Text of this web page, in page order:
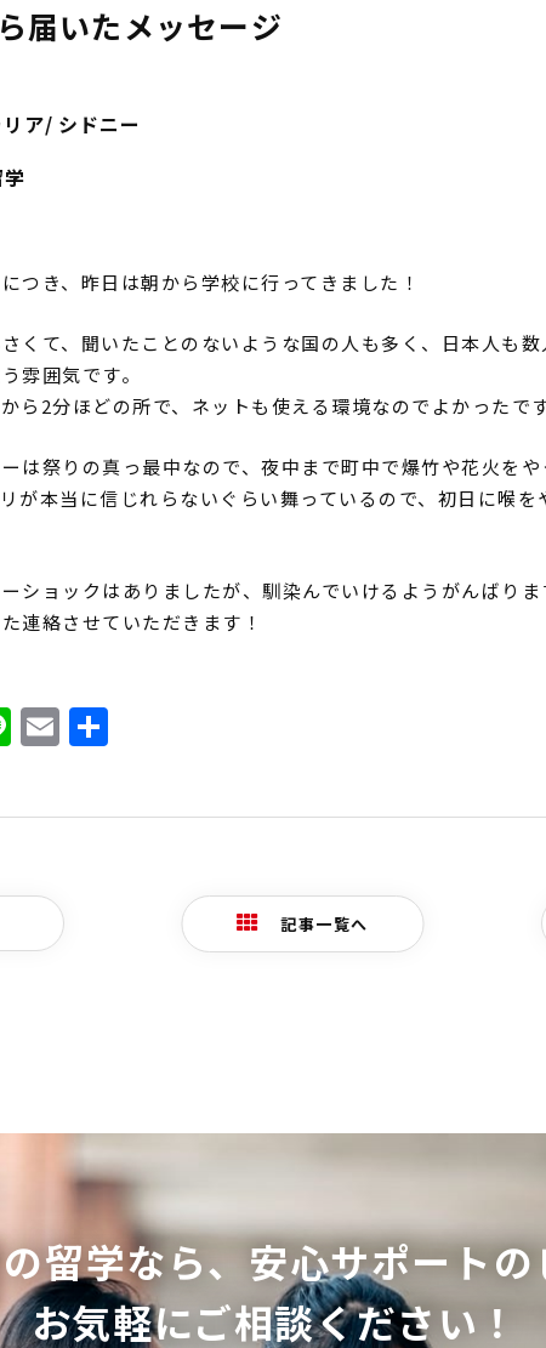
届いたメッセージ
ア/ シドニー
つき、昨日は朝から学校に行ってきました！
くて、聞いたことのないような国の人も多く、日本人も
雰囲気です。
ら2分ほどの所で、ネットも使える環境なのでよかったで
は祭りの真っ最中なので、夜中まで町中で爆竹や花火をや
が本当に信じれらないぐらい舞っているので、初日に喉を
ショックはありましたが、馴染んでいけるようがんばり
連絡させていただきます！
LineEmail
記事一覧へ
留学なら、 安心サポートの
お気軽にご相談ください！